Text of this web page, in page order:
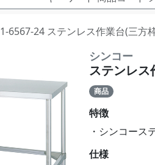
1-6567-24 ステンレス作業台(三方
シンコー
ステンレ
商品
特徴
・シンコース
仕様